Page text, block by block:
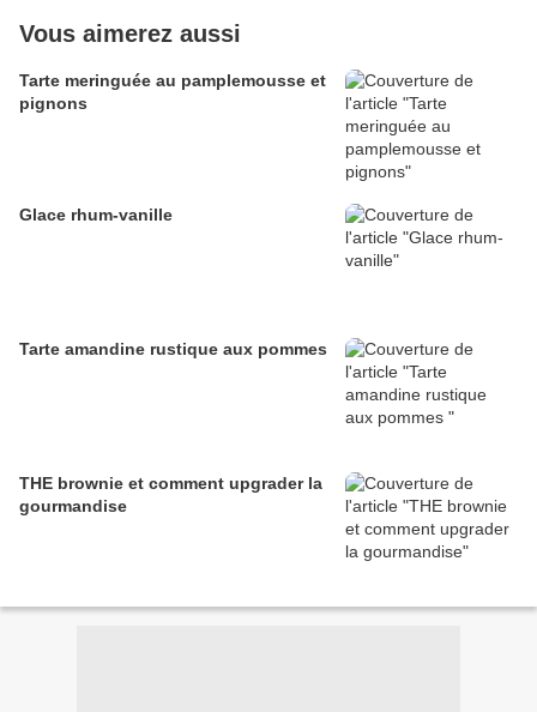
Vous aimerez aussi
Tarte meringuée au pamplemousse et
pignons
Glace rhum-vanille
Tarte amandine rustique aux pommes
THE brownie et comment upgrader la
gourmandise